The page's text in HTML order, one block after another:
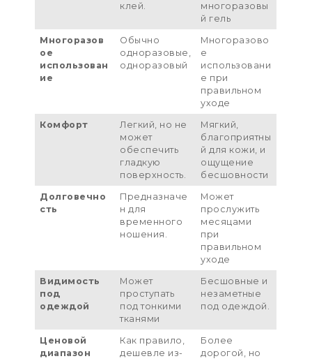
клей.
многоразовы
й гель
Многоразов
ое
использован
ие
Обычно
одноразовые,
одноразовый
Многоразово
е
использовани
е при
правильном
уходе
Комфорт
Легкий, но не
может
обеспечить
гладкую
поверхность.
Мягкий,
благоприятны
й для кожи, и
ощущение
бесшовности
Долговечно
сть
Предназначе
н для
временного
ношения.
Может
прослужить
месяцами
при
правильном
уходе
Видимость
под
одеждой
Может
проступать
под тонкими
тканями
Бесшовные и
незаметные
под одеждой.
Ценовой
диапазон
Как правило,
дешевле из-
Более
дорогой, но